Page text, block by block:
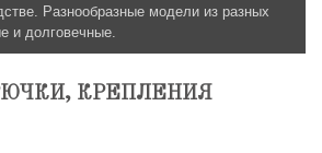
Разнообразные модели из разных
и долговечные.
КРЕПЛЕНИЯ